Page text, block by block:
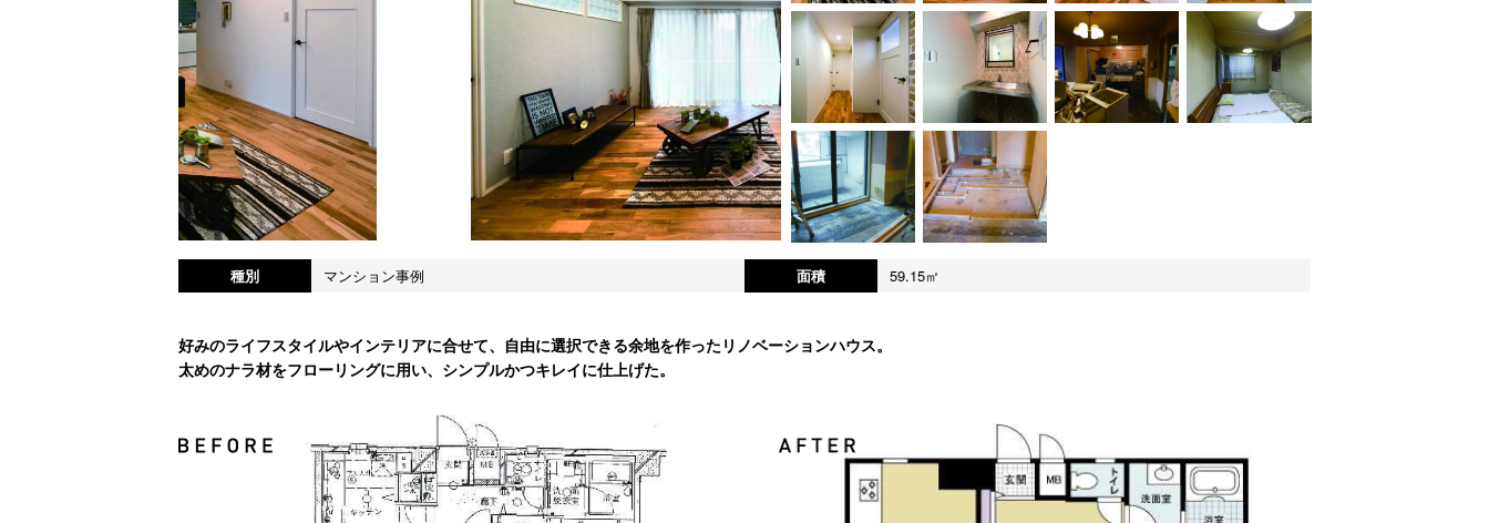
種別 マンション事例 面積 59.15㎡
好みのライフスタイルやインテリアに合せて、自由に選択できる余地を作ったリノベーションハウス。
太めのナラ材をフローリングに用い、シンプルかつキレイに仕上げた。